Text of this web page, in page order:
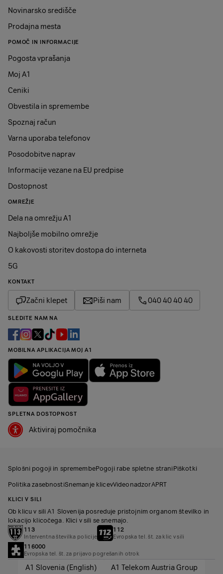
Novinarsko središče
Prodajna mesta
POMOČ IN INFORMACIJE
Pogosta vprašanja
Moj A1
Ceniki
Obvestila in spremembe
Spoznaj račun
Varna uporaba telefonov
Posodobitve naprav
Informacije vezane na EU predpise
Dostopnost
OMREŽJE
Dela na omrežju A1
Najboljše mobilno omrežje
O kakovosti storitev dostopa do interneta
5G
KONTAKT
Začni klepet Piši nam 040 40 40 40
SLEDITE NAM NA
MOBILNA APLIKACIJA MOJ A1
SPLETNA DOSTOPNOST
Aktiviraj pomočnika
Splošni pogoji in spremembePogoji rabe spletne strani Piškotki
Politika zasebnostiSnemanje klicevVideonadzorAPRT
KLICI V SILI
Ob klicu v sili A1 Slovenija posreduje pristojnim organom številko in
lokacijo klicočega. Klici v sili se snemajo.
113
Interventna številka policije
112
Evropska tel. št. za klic v sili
116000
Evropska tel. št. za prijavo pogrešanih otrok
A1 Slovenia (English) A1 Telekom Austria Group